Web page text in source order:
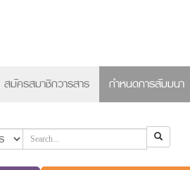
สมัครสมาชิกวารสาร กำหนดการสัมมนา